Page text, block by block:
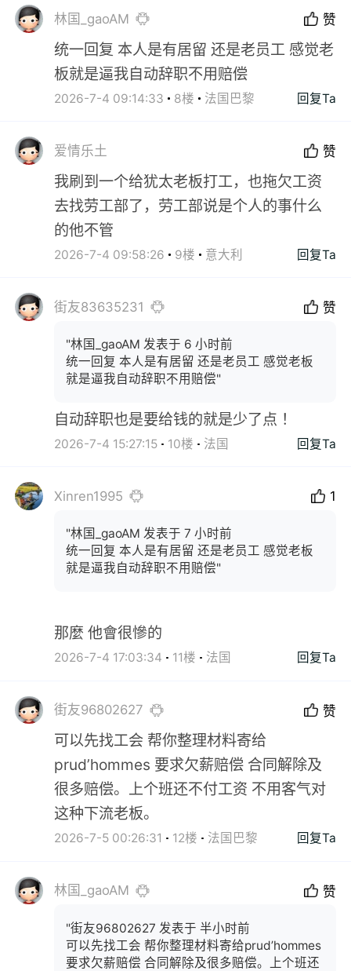
林国_gaoAM 赞
统一回复 本人是有居留 还是老员工 感觉老
板就是逼我自动辞职不用赔偿
2026-7-4 09:14:33 8楼 法国巴黎 回复Ta
爱情乐土 赞
我刷到一个给犹太老板打工，也拖欠工资
去找劳工部了，劳工部说是个人的事什么
的他不管
2026-7-4 09:58:26 9楼 意大利 回复Ta
街友83635231 赞
"林国_gaoAM 发表于 6 小时前
统一回复 本人是有居留 还是老员工 感觉老板
就是逼我自动辞职不用赔偿"
自动辞职也是要给钱的就是少了点 ！
2026-7-4 15:27:15 10楼 法国 回复Ta
Xinren1995 1
"林国_gaoAM 发表于 7 小时前
统一回复 本人是有居留 还是老员工 感觉老板
就是逼我自动辞职不用赔偿"
那麼 他會很慘的
2026-7-4 17:03:34 11楼 法国 回复Ta
街友96802627 赞
可以先找工会 帮你整理材料寄给
prud’hommes 要求欠薪赔偿 合同解除及
很多赔偿。上个班还不付工资 不用客气对
这种下流老板。
2026-7-5 00:26:31 12楼 法国巴黎 回复Ta
林国_gaoAM 赞
"街友96802627 发表于 半小时前
可以先找工会 帮你整理材料寄给prud’hommes
要求欠薪赔偿 合同解除及很多赔偿。上个班还